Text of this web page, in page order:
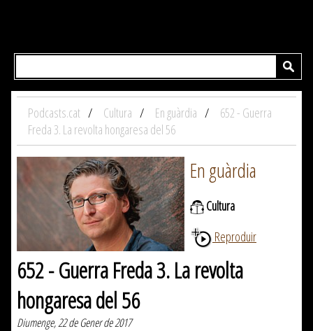
Podcasts.cat Cultura En guàrdia
652 - Guerra
Freda 3. La revolta hongaresa del 56
En guàrdia
Cultura
Reproduir
652 - Guerra Freda 3. La revolta
hongaresa del 56
Diumenge, 22 de Gener de 2017